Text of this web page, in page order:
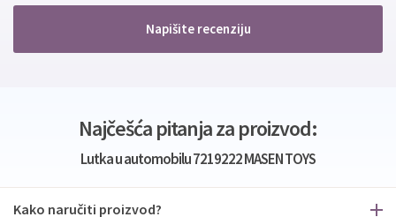
Napišite recenziju
Najčešća pitanja za proizvod:
Lutka u automobilu 7219222 MASEN TOYS
Kako naručiti proizvod?